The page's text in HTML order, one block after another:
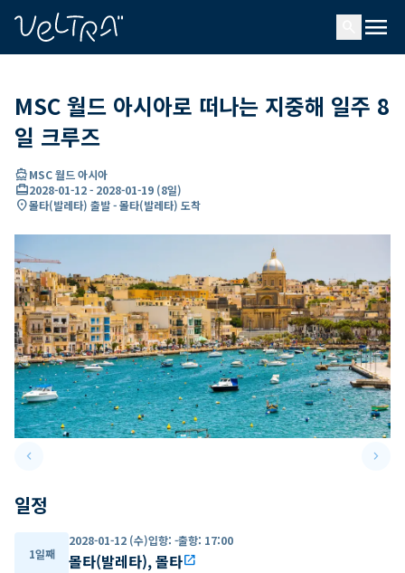
menu
MSC 월드 아시아로 떠나는 지중해 일주 8
일 크루즈
directions_boatMSC 월드 아시아
card_travel2028-01-12- 2028-01-19 (8일)
location_on몰타(발레타) 출발 - 몰타(발레타) 도착
keyboard_arrow_leftPrevious slide keyboard_arrow_right
일정
1일째
2028-01-12 (수)입항: -출항: 17:00
몰타(발레타), 몰타open_in_new